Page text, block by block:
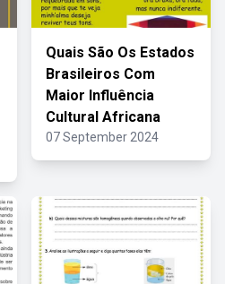
Quais São Os Estados
Brasileiros Com
Maior Influência
Cultural Africana
07 September 2024